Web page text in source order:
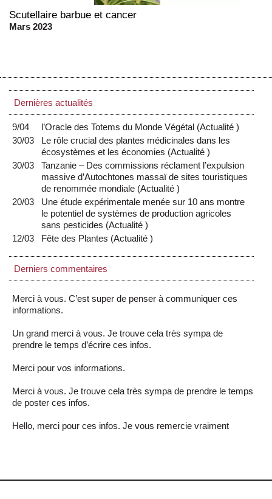
Scutellaire barbue et cancer
Mars 2023
Dernières actualités
9/04 l’Oracle des Totems du Monde Végétal (Actualité)
30/03
Le rôle crucial des plantes médicinales dans les
écosystèmes et les économies (Actualité)
30/03
Tanzanie – Des commissions réclament l’expulsion
massive d’Autochtones massaï de sites touristiques
de renommée mondiale (Actualité)
20/03
Une étude expérimentale menée sur 10 ans montre
le potentiel de systèmes de production agricoles
sans pesticides (Actualité)
12/03
Fête des Plantes (Actualité)
Derniers commentaires
Merci à vous. C’est super de penser à communiquer ces
informations.
Un grand merci à vous. Je trouve cela très sympa de
prendre le temps d’écrire ces infos.
Merci pour vos informations.
Merci à vous. Je trouve cela très sympa de prendre le temps
de poster ces infos.
Hello, merci pour ces infos. Je vous remercie vraiment